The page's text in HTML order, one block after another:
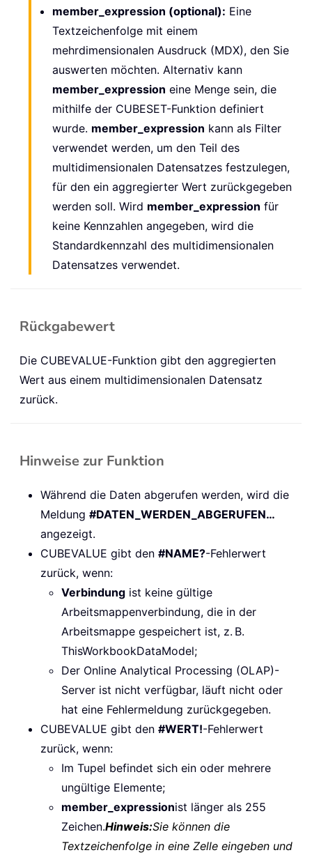
member_expression (optional): Eine
Textzeichenfolge mit einem
mehrdimensionalen Ausdruck (MDX), den Sie
auswerten möchten. Alternativ kann
member_expression eine Menge sein, die
mithilfe der CUBESET-Funktion definiert
wurde. member_expression kann als Filter
verwendet werden, um den Teil des
multidimensionalen Datensatzes festzulegen,
für den ein aggregierter Wert zurückgegeben
werden soll. Wird member_expression für
keine Kennzahlen angegeben, wird die
Standardkennzahl des multidimensionalen
Datensatzes verwendet.
Rückgabewert
Die CUBEVALUE-Funktion gibt den aggregierten
Wert aus einem multidimensionalen Datensatz
zurück.
Hinweise zur Funktion
Während die Daten abgerufen werden, wird die
Meldung #DATEN_WERDEN_ABGERUFEN…
angezeigt.
CUBEVALUE gibt den #NAME?-Fehlerwert
zurück, wenn:
Verbindung ist keine gültige
Arbeitsmappenverbindung, die in der
Arbeitsmappe gespeichert ist, z. B.
ThisWorkbookDataModel;
Der Online Analytical Processing (OLAP)-
Server ist nicht verfügbar, läuft nicht oder
hat eine Fehlermeldung zurückgegeben.
CUBEVALUE gibt den #WERT!-Fehlerwert
zurück, wenn:
Im Tupel befindet sich ein oder mehrere
ungültige Elemente;
member_expressionist länger als 255
Zeichen.Hinweis:Sie können die
Textzeichenfolge in eine Zelle eingeben und